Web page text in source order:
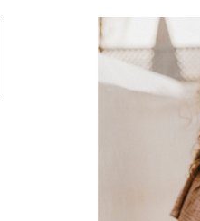
Product image slideshow